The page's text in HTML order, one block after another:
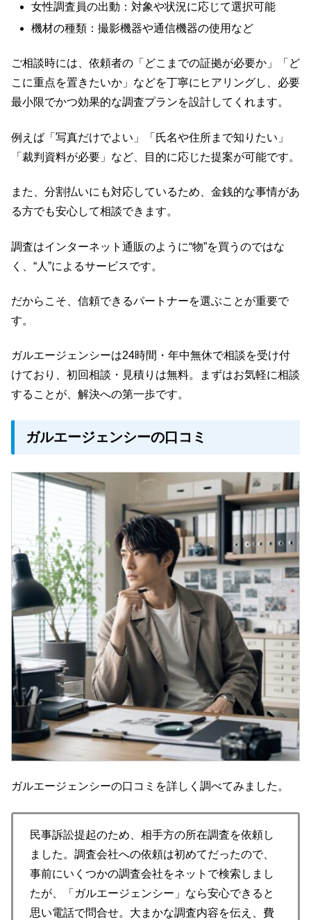
女性調査員の出動：対象や状況に応じて選択可能
機材の種類：撮影機器や通信機器の使用など
ご相談時には、依頼者の「どこまでの証拠が必要か」「ど
こに重点を置きたいか」などを丁寧にヒアリングし、必要
最小限でかつ効果的な調査プランを設計してくれます。
例えば「写真だけでよい」「氏名や住所まで知りたい」
「裁判資料が必要」など、目的に応じた提案が可能です。
また、分割払いにも対応しているため、金銭的な事情があ
る方でも安心して相談できます。
調査はインターネット通販のように“物”を買うのではな
く、“人”によるサービスです。
だからこそ、信頼できるパートナーを選ぶことが重要で
す。
ガルエージェンシーは24時間・年中無休で相談を受け付
けており、初回相談・見積りは無料。まずはお気軽に相談
することが、解決への第一歩です。
ガルエージェンシーの口コミ
ガルエージェンシーの口コミを詳しく調べてみました。
民事訴訟提起のため、相手方の所在調査を依頼し
ました。調査会社への依頼は初めてだったので、
事前にいくつかの調査会社をネットで検索しまし
たが、「ガルエージェンシー」なら安心できると
思い電話で問合せ。大まかな調査内容を伝え、費